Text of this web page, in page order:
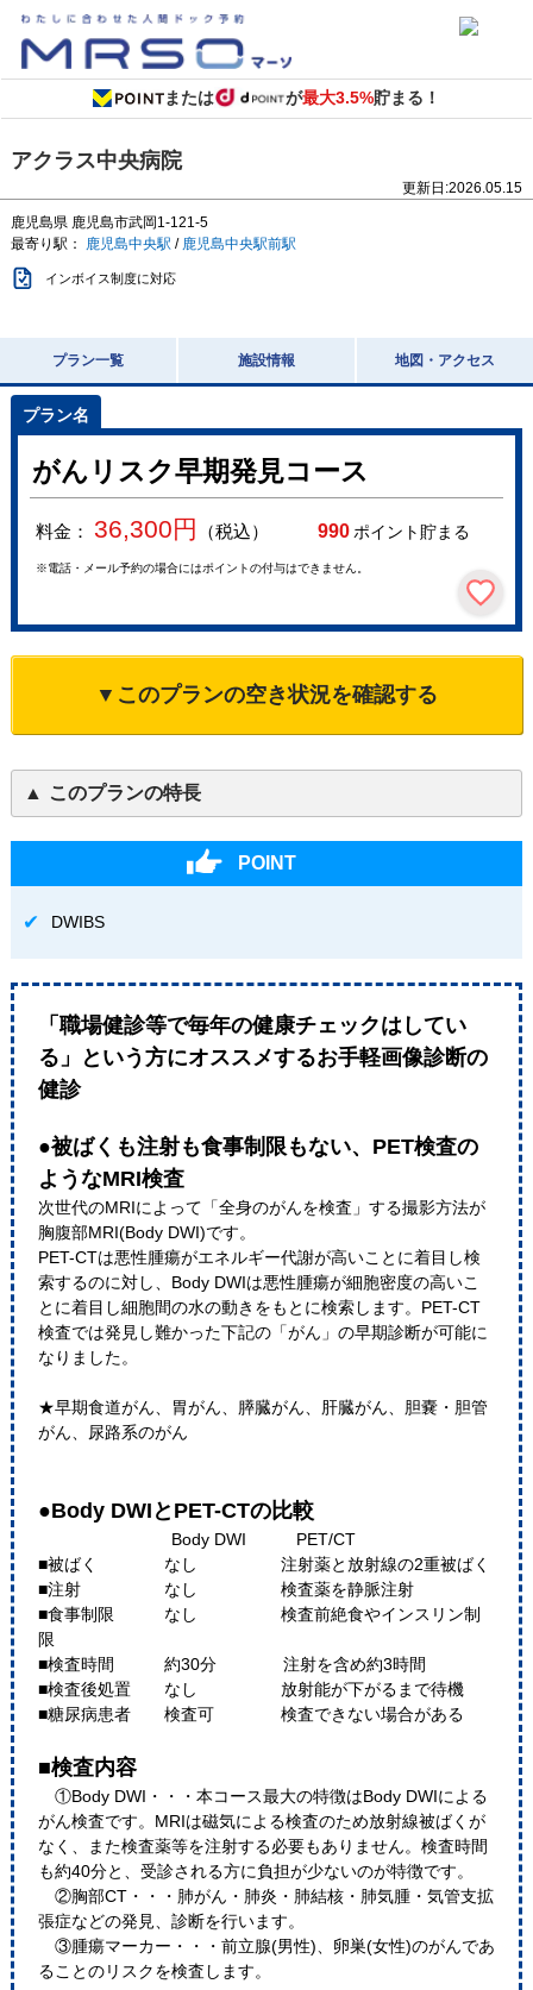
または が最大3.5%貯まる！
アクラス中央病院
更新日:2026.05.15
鹿児島県 鹿児島市武岡1-121-5
最寄り駅： 鹿児島中央駅 / 鹿児島中央駅前駅
インボイス制度に対応
プラン一覧 施設情報 地図・アクセス
がんリスク早期発見コース
料金： 36,300円 （税込） 990ポイント貯まる
※電話・メール予約の場合にはポイントの付与はできません。
▼このプランの空き状況を確認する
このプランの特長
POINT
DWIBS
「職場健診等で毎年の健康チェックはしてい
る」という方にオススメするお手軽画像診断の
健診
●被ばくも注射も食事制限もない、PET検査の
ようなMRI検査
次世代のMRIによって「全身のがんを検査」する撮影方法が
胸腹部MRI(Body DWI)です。
PET-CTは悪性腫瘍がエネルギー代謝が高いことに着目し検
索するのに対し、Body DWIは悪性腫瘍が細胞密度の高いこ
とに着目し細胞間の水の動きをもとに検索します。PET-CT
検査では発見し難かった下記の「がん」の早期診断が可能に
なりました。
★早期食道がん、胃がん、膵臓がん、肝臓がん、胆嚢・胆管
がん、尿路系のがん
●Body DWIとPET-CTの比較
Body DWI PET/CT
■被ばく なし 注射薬と放射線の2重被ばく
■注射 なし 検査薬を静脈注射
■食事制限 なし 検査前絶食やインスリン制
限
■検査時間 約30分 注射を含め約3時間
■検査後処置 なし 放射能が下がるまで待機
■糖尿病患者 検査可 検査できない場合がある
■検査内容
①Body DWI・・・本コース最大の特徴はBody DWIによる
がん検査です。MRIは磁気による検査のため放射線被ばくが
なく、また検査薬等を注射する必要もありません。検査時間
も約40分と、受診される方に負担が少ないのが特徴です。
②胸部CT・・・肺がん・肺炎・肺結核・肺気腫・気管支拡
張症などの発見、診断を行います。
③腫瘍マーカー・・・前立腺(男性)、卵巣(女性)のがんであ
ることのリスクを検査します。